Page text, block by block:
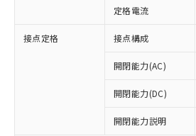
定格電流
接点定格 接点構成
開閉能力(AC)
開閉能力(DC)
開閉能力説明